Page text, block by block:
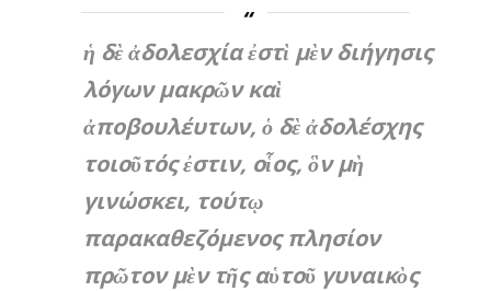
ἡ δὲ ἀδολεσχία ἐστὶ μὲν διήγησις
λόγων μακρῶν καὶ
ἀποβουλέυτων, ὁ δὲ ἀδολέσχης
τοιοῦτός ἐστιν, οἷος, ὃν μὴ
γινώσκει, τούτῳ
παρακαθεζόμενος πλησίον
πρῶτον μὲν τῆς αὑτοῦ γυναικὸς